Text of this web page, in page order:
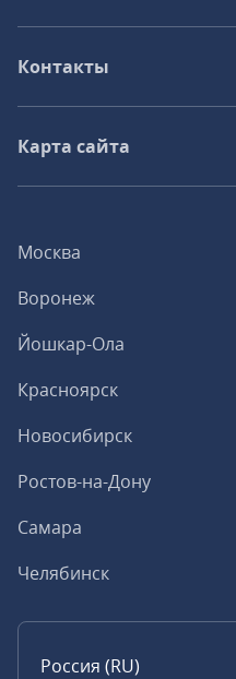
Москва
Воронеж
Йошкар-Ола
Красноярск
Новосибирск
Ростов-на-Дону
Самара
Челябинск
Россия (RU)
Контакты
Карта сайта